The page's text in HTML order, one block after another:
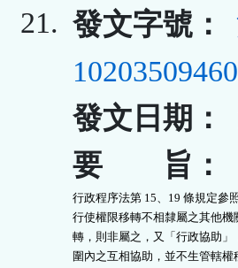
21. 發文字號：
發文日期：
要 旨：
行政程序法第 15、19 條規定參
行使權限移轉不相隸屬之其他
轉，則非屬之，又「行政協助
圍內之互相協助，並不生管轄